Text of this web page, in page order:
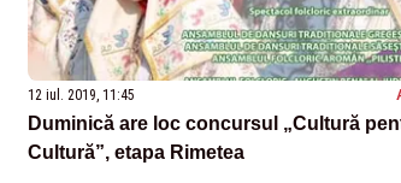
12 iul. 2019, 11:45
Duminică are loc concursul „Cultură
Cultură”, etapa Rimetea